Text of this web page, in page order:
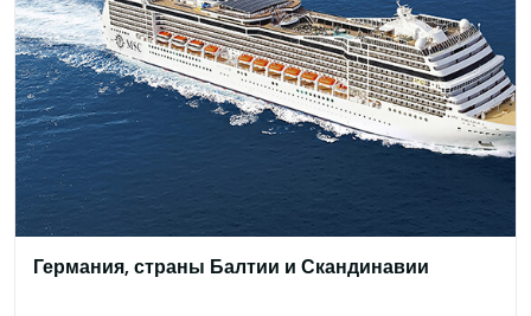
Германия, страны Балтии и Скандинавии